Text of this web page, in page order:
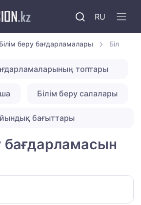
RU
Білім беру бағдарламалары Білім
топтары
Білім беру салалары
бағыттары
бағдарламасын